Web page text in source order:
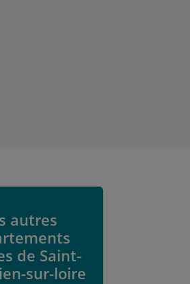
autres
de Saint-
sur-loire